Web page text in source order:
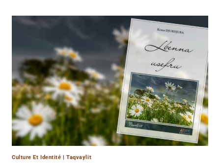
Culture Et Identité |Taqvaylit